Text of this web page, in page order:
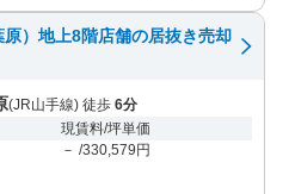
）地上8階店舗の居抜き売却
(JR山手線) 徒歩 6分
現賃料/坪単価
－ /330,579円